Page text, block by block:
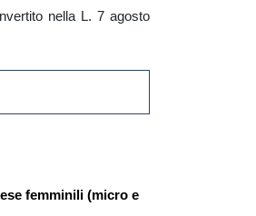
nella L. 7 agosto
femminili (micro e